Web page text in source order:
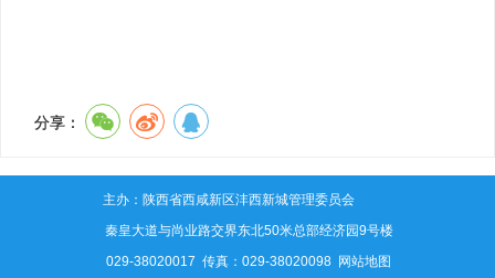
分享：
主办：陕西省西咸新区沣西新城管理委员会
地址：秦皇大道与尚业路交界东北50米总部经济园9号楼
电话：029-38020017 传真：029-38020098 网站地图